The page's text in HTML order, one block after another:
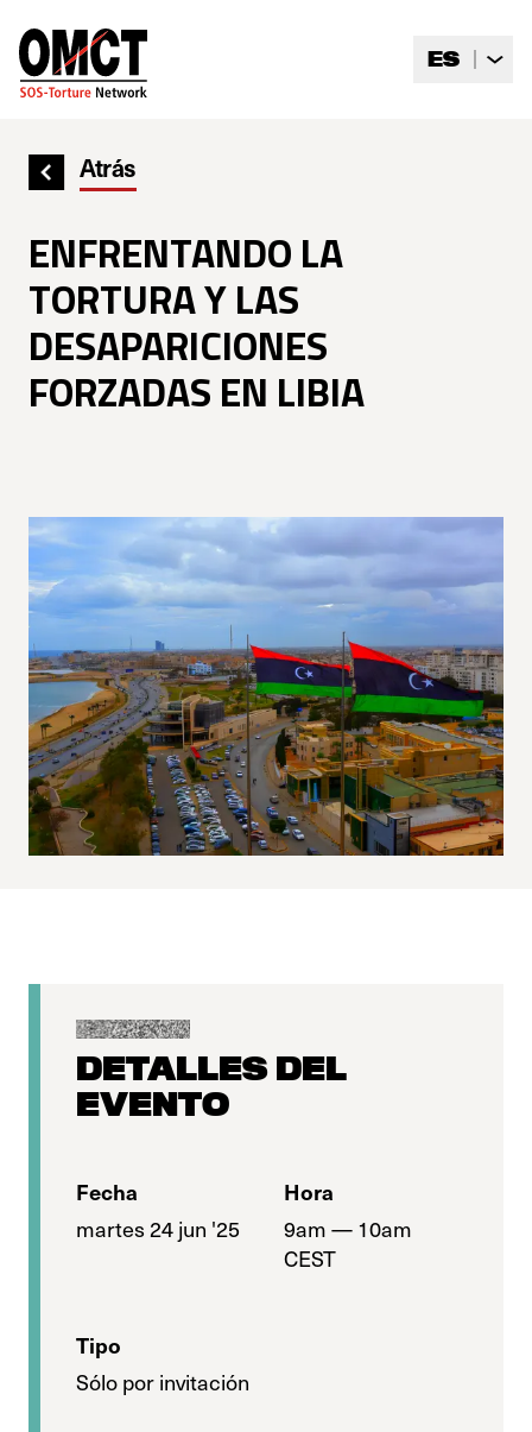
ES
Atrás
ENFRENTANDO LA
TORTURA Y LAS
DESAPARICIONES
FORZADAS EN LIBIA
DETALLES DEL
EVENTO
Fecha
martes 24 jun '25
Hora
9am — 10am
CEST
Tipo
Sólo por invitación